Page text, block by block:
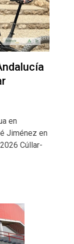
en
Jiménez en
Cúllar-